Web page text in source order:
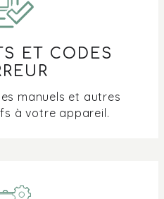
ET CODES
manuels et autres
à votre appareil.